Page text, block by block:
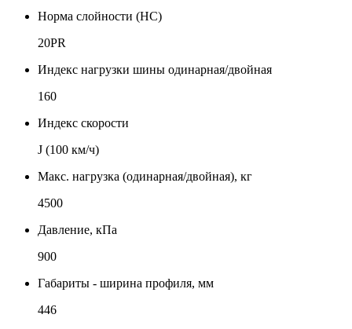
Норма слойности (НС)
20PR
Индекс нагрузки шины одинарная/двойная
160
Индекс скорости
J (100 км/ч)
Макс. нагрузка (одинарная/двойная), кг
4500
Давление, кПа
900
Габариты - ширина профиля, мм
446